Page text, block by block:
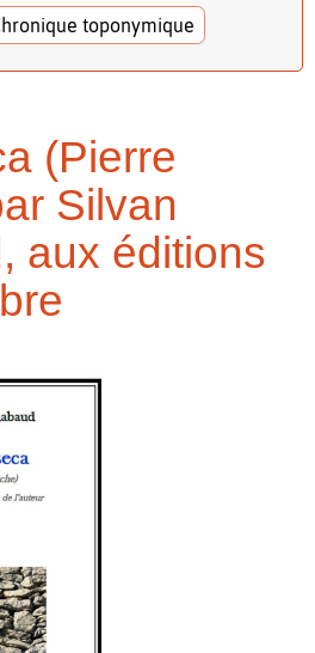
toponymique
(Pierre
Silvan
aux éditions